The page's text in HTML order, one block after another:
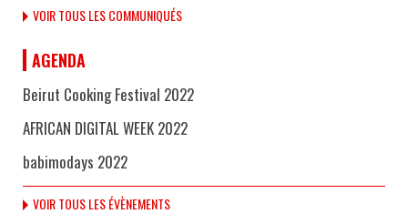
VOIR TOUS LES COMMUNIQUÉS
AGENDA
Beirut Cooking Festival 2022
AFRICAN DIGITAL WEEK 2022
babimodays 2022
VOIR TOUS LES ÉVÈNEMENTS